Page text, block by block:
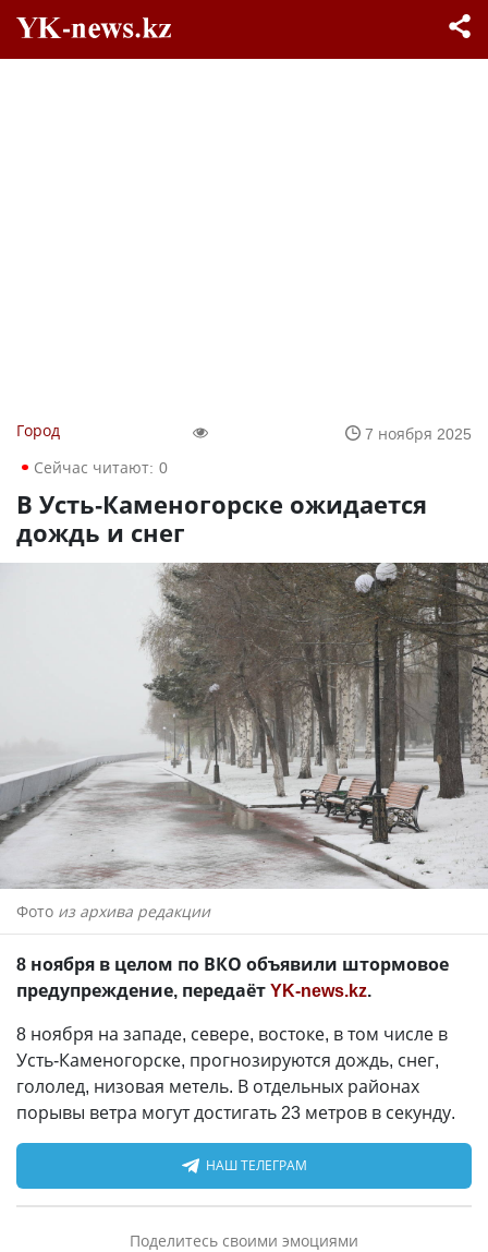
Город
7 ноября 2025
Сейчас читают: 0
В Усть-Каменогорске ожидается
дождь и снег
Фото из архива редакции
8 ноября в целом по ВКО объявили штормовое
предупреждение, передаётYK-news.kz.
8 ноября на западе, севере, востоке, в том числе в
Усть-Каменогорске, прогнозируются дождь, снег,
гололед, низовая метель. В отдельных районах
порывы ветра могут достигать 23 метров в секунду.
НАШ ТЕЛЕГРАМ
Поделитесь своими эмоциями